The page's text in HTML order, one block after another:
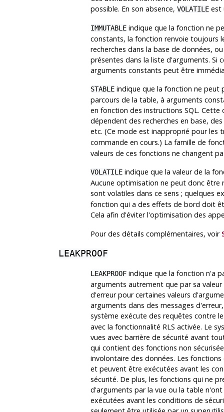
possible. En son absence, VOLATILEest
IMMUTABLEindique que la fonction ne
constants, la fonction renvoie toujours
recherches dans la base de données,
présentes dans la liste d'arguments.
arguments constants peut être
STABLEindique que la fonction ne peut
parcours de la table, à arguments
en fonction des instructions SQL.
dépendent des recherches en base,
etc. (Ce mode est inapproprié pour les
commande en cours.) La famille de
valeurs de ces fonctions ne changent
VOLATILEindique que la valeur de la
Aucune optimisation ne peut donc être
sont volatiles dans ce sens ; quelques
fonction qui a des effets de bord doit
Cela afin d'éviter l'optimisation des
Pour des détails complémentaires, voir
LEAKPROOF
LEAKPROOFindique que la fonction n'a
arguments autrement que par sa
d'erreur pour certaines valeurs
arguments dans des messages
système exécute des requêtes contre
avec la fonctionnalité RLS activée. Le
vues avec barrière de sécurité avant
qui contient des fonctions non
involontaire des données. Les
et peuvent être exécutées avant les
sécurité. De plus, les fonctions qui ne
d'arguments par la vue ou la table
exécutées avant les conditions de